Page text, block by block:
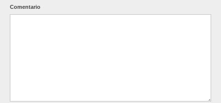
Comentario